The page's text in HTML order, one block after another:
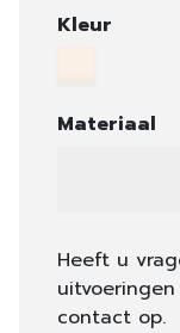
Kleur
Materiaal
Heeft u
contact op.